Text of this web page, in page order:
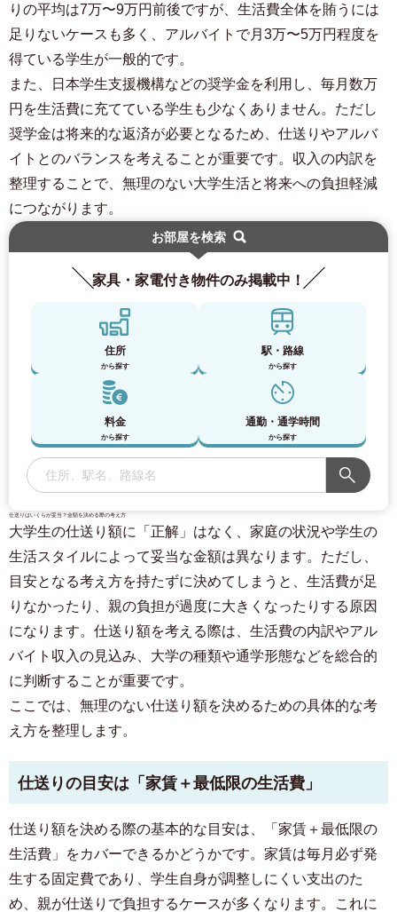
りの平均は7万〜9万円前後ですが、生活費全体を賄うには
足りないケースも多く、アルバイトで月3万〜5万円程度を
得ている学生が一般的です。
また、日本学生支援機構などの奨学金を利用し、毎月数万
円を生活費に充てている学生も少なくありません。ただし
奨学金は将来的な返済が必要となるため、仕送りやアルバ
イトとのバランスを考えることが重要です。収入の内訳を
整理することで、無理のない大学生活と将来への負担軽減
につながります。
お部屋を検索
家具・家電付き物件のみ掲載中！
住所
から探す
駅・路線
から探す
料金
から探す
通勤・通学時間
から探す
仕送りはいくらが妥当？金額を決める際の考え方
大学生の仕送り額に「正解」はなく、家庭の状況や学生の
生活スタイルによって妥当な金額は異なります。ただし、
目安となる考え方を持たずに決めてしまうと、生活費が足
りなかったり、親の負担が過度に大きくなったりする原因
になります。仕送り額を考える際は、生活費の内訳やアル
バイト収入の見込み、大学の種類や通学形態などを総合的
に判断することが重要です。
ここでは、無理のない仕送り額を決めるための具体的な考
え方を整理します。
仕送りの目安は「家賃＋最低限の生活費」
仕送り額を決める際の基本的な目安は、「家賃＋最低限の
生活費」をカバーできるかどうかです。家賃は毎月必ず発
生する固定費であり、学生自身が調整しにくい支出のた
め、親が仕送りで負担するケースが多くなります。これに